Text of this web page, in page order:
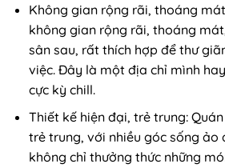
Không gian rộng rãi, thoáng
không gian rộng rãi, thoáng
sân sau, rất thích hợp để thư
việc. Đây là một địa chỉ mình
cực kỳ chill.
Thiết kế hiện đại, trẻ trung:
trẻ trung, với nhiều góc sống ảo
không chỉ thưởng thức những